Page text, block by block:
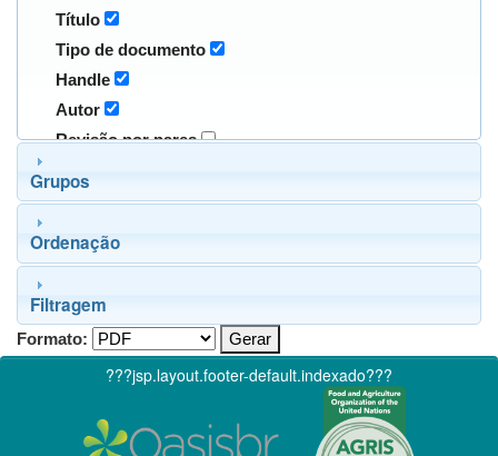
Título
Tipo de documento
Handle
Autor
Revisão por pares
Grupos
Ordenação
Filtragem
Formato:
???jsp.layout.footer-default.indexado???